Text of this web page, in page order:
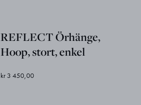
REFLECT Örhänge,
Hoop, stort, enkel
kr 3 450,00